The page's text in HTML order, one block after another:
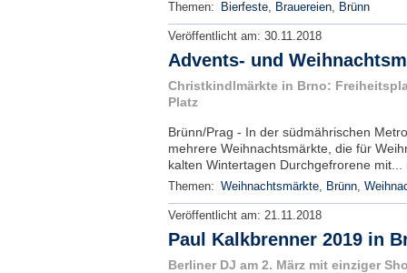
Themen: Bierfeste, Brauereien, Brünn
Veröffentlicht am: 30.11.2018
Advents- und
Christkindlmärkte in Brno:
Platz
Brünn/Prag - In der südmährischen
mehrere Weihnachtsmärkte, die für
kalten Wintertagen Durchgefrorene mit...
Themen: Weihnachtsmärkte, Brünn,
Veröffentlicht am: 21.11.2018
Paul Kalkbrenner 2019 in
Berliner DJ am 2. März mit einziger